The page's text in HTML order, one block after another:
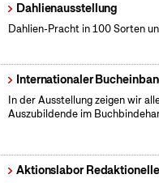
Dahlienausstellung
Dahlien-Pracht in 100 Sorten
Internationaler
In der Ausstellung zeigen wir
Auszubildende im
Aktionslabor